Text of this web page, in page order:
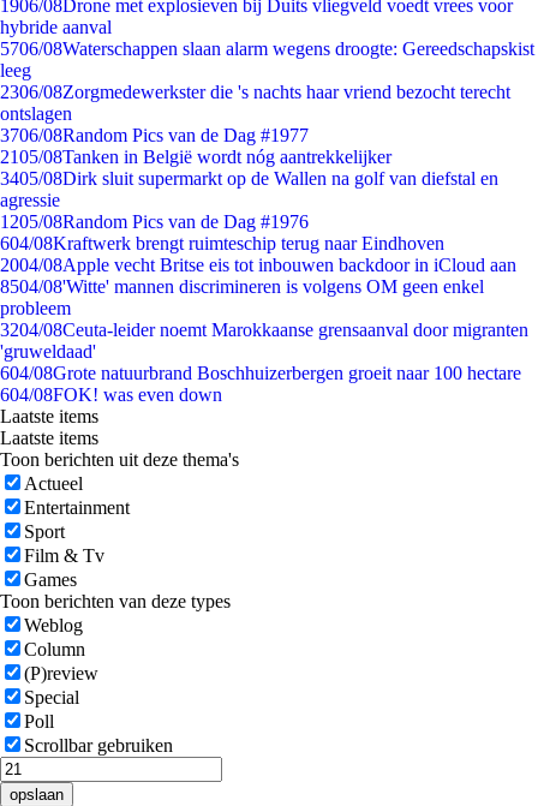
1906/08Drone met explosieven bij Duits vliegveld voedt vrees voor
hybride aanval
5706/08Waterschappen slaan alarm wegens droogte: Gereedschapskist
leeg
2306/08Zorgmedewerkster die 's nachts haar vriend bezocht terecht
ontslagen
3706/08Random Pics van de Dag #1977
2105/08Tanken in België wordt nóg aantrekkelijker
3405/08Dirk sluit supermarkt op de Wallen na golf van diefstal en
agressie
1205/08Random Pics van de Dag #1976
604/08Kraftwerk brengt ruimteschip terug naar Eindhoven
2004/08Apple vecht Britse eis tot inbouwen backdoor in iCloud aan
8504/08'Witte' mannen discrimineren is volgens OM geen enkel
probleem
3204/08Ceuta-leider noemt Marokkaanse grensaanval door migranten
'gruweldaad'
604/08Grote natuurbrand Boschhuizerbergen groeit naar 100 hectare
604/08FOK! was even down
Laatste items
Laatste items
Toon berichten uit deze thema's
Actueel
Entertainment
Sport
Film & Tv
Games
Toon berichten van deze types
Weblog
Column
(P)review
Special
Poll
Scrollbar gebruiken
opslaan